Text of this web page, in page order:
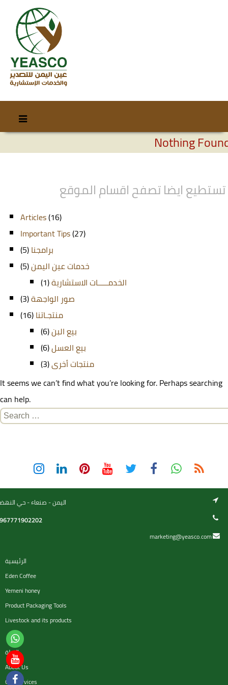
content
Nothing
تستطيع ايضا تصفح اقسام الموقع
Articles(16)
Important Tips(27)
برامجنا(5)
خدمات عين اليمن(5)
الخدمـــــات الاستشارية(1)
صور الواجهة(3)
منتجـاتنا(16)
بيع البن(6)
بيع العسل(6)
منتجات أخرى(3)
It seems we can’t find what you’re looking for. Perhaps searching
can help.
Search
اليمن - صنعاء - حي
marketing@yeasco.com
الرئيسية
Eden Coffee
Yemeni honey
Product Packaging Tools
Livestock and its products
السلة
About Us
Our services